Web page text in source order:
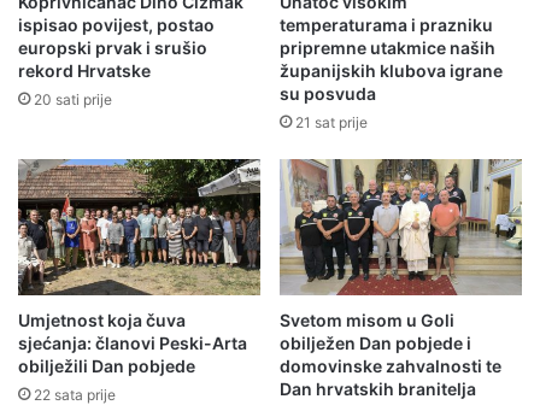
ispisao povijest, postao
europski prvak i srušio
rekord Hrvatske
20 sati prije
temperaturama i prazniku
pripremne utakmice naših
županijskih klubova igrane
su posvuda
21 sat prije
Umjetnost koja čuva
sjećanja: članovi Peski-Arta
obilježili Dan pobjede
22 sata prije
Svetom misom u Goli
obilježen Dan pobjede i
domovinske zahvalnosti te
Dan hrvatskih branitelja